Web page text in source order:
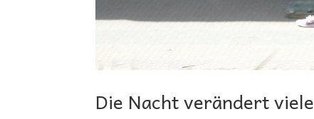
Die Nacht verändert